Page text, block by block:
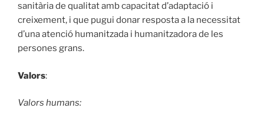
sanitària de qualitat amb capacitat d’adaptació i
creixement, i que pugui donar resposta a la necessitat
d’una atenció humanitzada i humanitzadora de les
persones grans.
Valors:
Valors humans: